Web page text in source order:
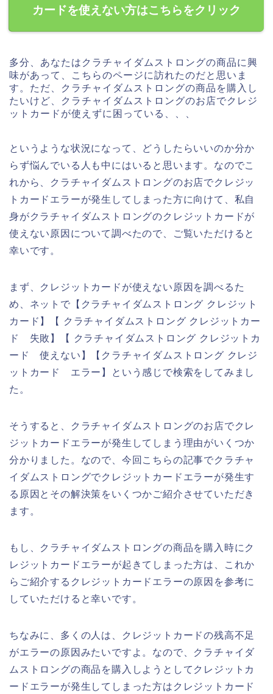
カードを使えない方はこちらをクリック
多分、あなたはクラチャイダムストロングの商品に興
味があって、こちらのページに訪れたのだと思いま
す。ただ、クラチャイダムストロングの商品を購入し
たいけど、クラチャイダムストロングのお店でクレジ
ットカードが使えずに困っている、、、
というような状況になって、どうしたらいいのか分か
らず悩んでいる人も中にはいると思います。なのでこ
れから、クラチャイダムストロングのお店でクレジッ
トカードエラーが発生してしまった方に向けて、私自
身がクラチャイダムストロングのクレジットカードが
使えない原因について調べたので、ご覧いただけると
幸いです。
まず、クレジットカードが使えない原因を調べるた
め、ネットで【クラチャイダムストロング クレジット
カード】【 クラチャイダムストロング クレジットカー
ド 失敗】【 クラチャイダムストロング クレジットカ
ード 使えない】【クラチャイダムストロング クレジ
ットカード エラー】という感じで検索をしてみまし
た。
そうすると、クラチャイダムストロングのお店でクレ
ジットカードエラーが発生してしまう理由がいくつか
分かりました。なので、今回こちらの記事でクラチャ
イダムストロングでクレジットカードエラーが発生す
る原因とその解決策をいくつかご紹介させていただき
ます。
もし、クラチャイダムストロングの商品を購入時にク
レジットカードエラーが起きてしまった方は、これか
らご紹介するクレジットカードエラーの原因を参考に
していただけると幸いです。
ちなみに、多くの人は、クレジットカードの残高不足
がエラーの原因みたいですよ。なので、クラチャイダ
ムストロングの商品を購入しようとしてクレジットカ
ードエラーが発生してしまった方はクレジットカード